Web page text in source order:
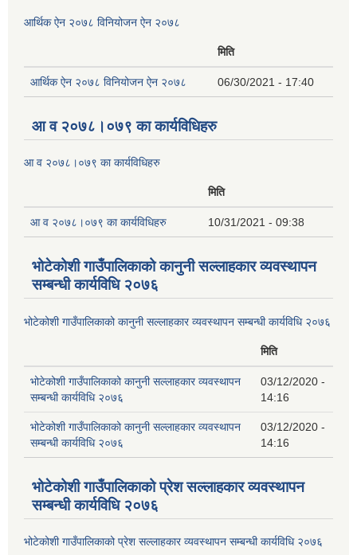
आर्थिक ऐन २०७८ विनियोजन ऐन २०७८
मिति
आर्थिक ऐन २०७८ विनियोजन ऐन २०७८ 06/30/2021 - 17:40
आ व २०७८।०७९ का कार्यविधिहरु
आ व २०७८।०७९ का कार्यविधिहरु
मिति
आ व २०७८।०७९ का कार्यविधिहरु 10/31/2021 - 09:38
भोटेकोशी गाउँपालिकाको कानुनी सल्लाहकार व्यवस्थापन
सम्बन्धी कार्यविधि २०७६
भोटेकोशी गाउँपालिकाको कानुनी सल्लाहकार व्यवस्थापन सम्बन्धी कार्यविधि २०७६
मिति
भोटेकोशी गाउँपालिकाको कानुनी सल्लाहकार व्यवस्थापन
सम्बन्धी कार्यविधि २०७६
03/12/2020 -
14:16
भोटेकोशी गाउँपालिकाको कानुनी सल्लाहकार व्यवस्थापन
सम्बन्धी कार्यविधि २०७६
03/12/2020 -
14:16
भोटेकोशी गाउँपालिकाको प्रेश सल्लाहकार व्यवस्थापन
सम्बन्धी कार्यविधि २०७६
भोटेकोशी गाउँपालिकाको प्रेश सल्लाहकार व्यवस्थापन सम्बन्धी कार्यविधि २०७६